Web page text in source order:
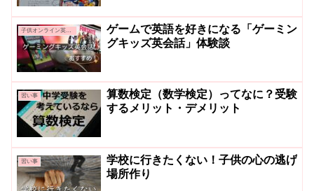
子供オンライン英会話
ゲームで英語を好きになる「ゲーミン
グキッズ英会話」体験談
習い事
算数検定（数学検定）ってなに？受験
するメリット・デメリット
習い事
学校に行きたくない！子供の心の逃げ
場所作り